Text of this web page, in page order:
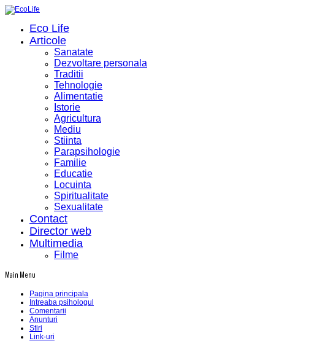
Eco Life
Articole
Sanatate
Dezvoltare personala
Traditii
Tehnologie
Alimentatie
Istorie
Agricultura
Mediu
Stiinta
Parapsihologie
Familie
Educatie
Locuinta
Spiritualitate
Sexualitate
Contact
Director web
Multimedia
Filme
Main Menu
Pagina principala
Intreaba psihologul
Comentarii
Anunturi
Stiri
Link-uri